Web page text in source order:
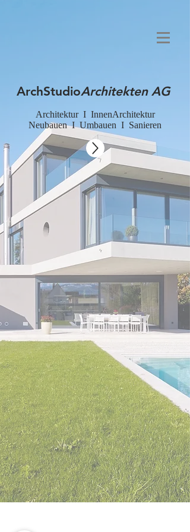
ArchStudioArchitekten AG
Architektur I InnenArchitektur
Neubauen I Umbauen I Sanieren